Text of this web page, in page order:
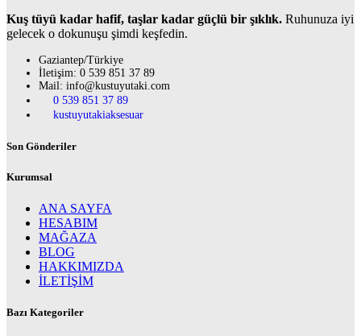
Kuş tüyü kadar hafif, taşlar kadar güçlü bir şıklık. Ruhunuza iyi
gelecek o dokunuşu şimdi keşfedin.
Gaziantep/Türkiye
İletişim: 0 539 851 37 89
Mail: info@kustuyutaki.com
0 539 851 37 89
kustuyutakiaksesuar
Son Gönderiler
Kurumsal
ANA SAYFA
HESABIM
MAĞAZA
BLOG
HAKKIMIZDA
İLETİŞİM
Bazı Kategoriler